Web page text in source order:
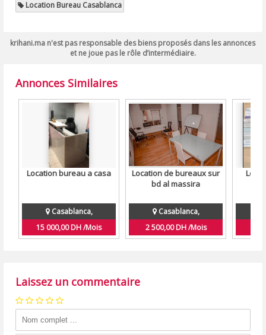
Location Bureau Casablanca
krihani.ma n'est pas responsable des biens proposés dans les annonces
et ne joue pas le rôle d’intermédiaire.
Annonces Similaires
Location bureau a casa
Casablanca,
15 000,00 DH /Mois
Location de bureaux sur
bd al massira
Casablanca,
2 500,00 DH /Mois
Laissez un commentaire